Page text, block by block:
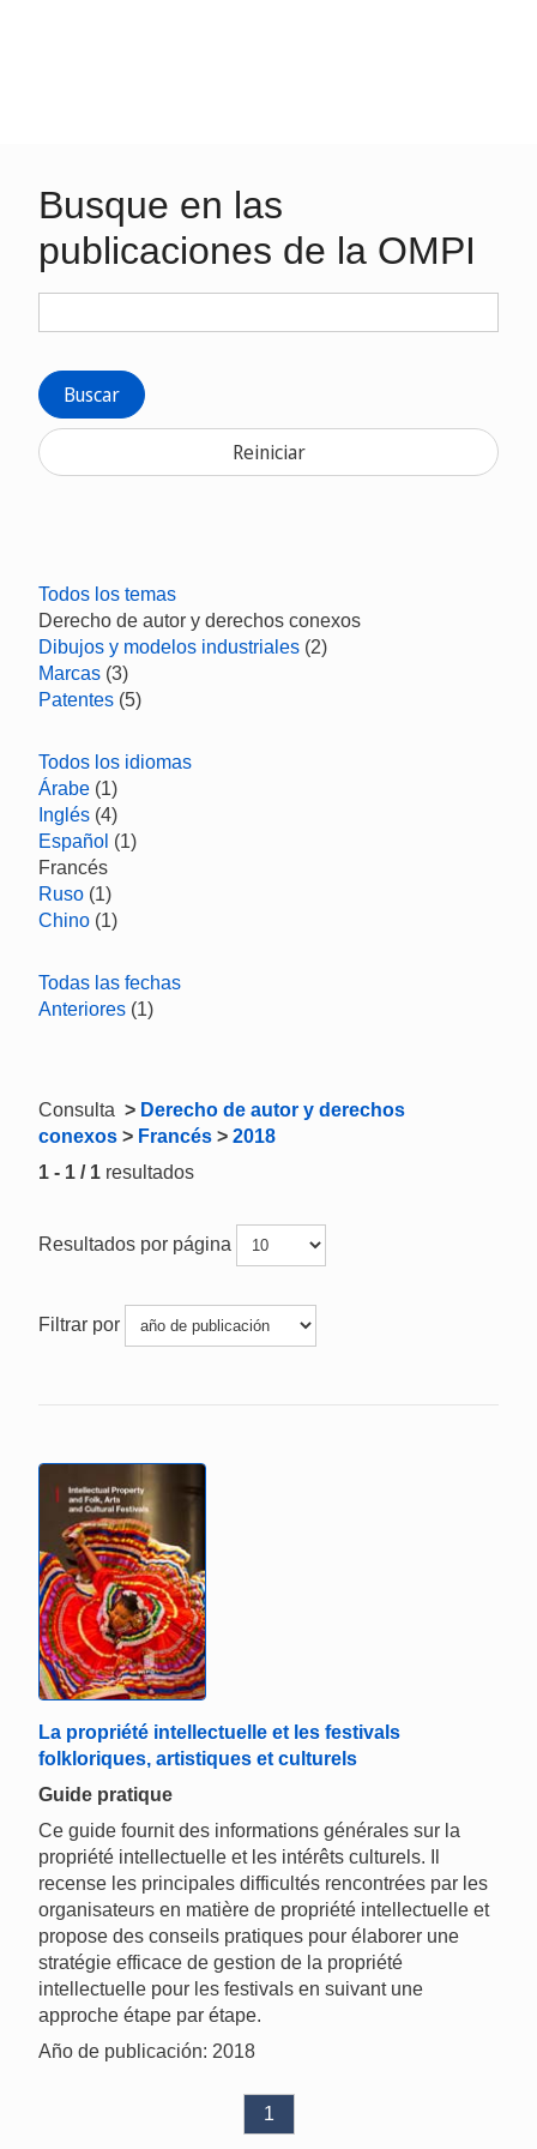
Busque en las
publicaciones de la OMPI
Buscar
Reiniciar
Todos los temas
Derecho de autor y derechos conexos
Dibujos y modelos industriales (2)
Marcas (3)
Patentes (5)
Todos los idiomas
Árabe (1)
Inglés (4)
Español (1)
Francés
Ruso (1)
Chino (1)
Todas las fechas
Anteriores (1)
Consulta > Derecho de autor y derechos
conexos > Francés > 2018
1 - 1 / 1 resultados
Resultados por página
Filtrar por
La propriété intellectuelle et les festivals
folkloriques, artistiques et culturels
Guide pratique
Ce guide fournit des informations générales sur la
propriété intellectuelle et les intérêts culturels. Il
recense les principales difficultés rencontrées par les
organisateurs en matière de propriété intellectuelle et
propose des conseils pratiques pour élaborer une
stratégie efficace de gestion de la propriété
intellectuelle pour les festivals en suivant une
approche étape par étape.
Año de publicación: 2018
1